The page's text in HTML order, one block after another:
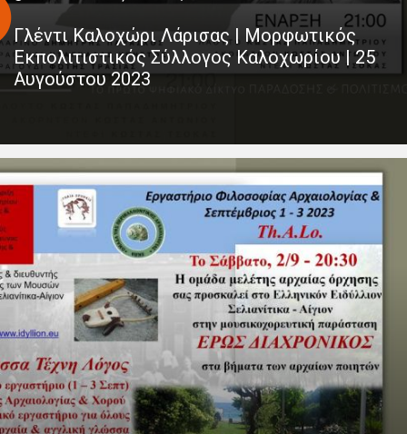
Γλέντι Καλοχώρι Λάρισας | Μορφωτικός
Εκπολιτιστικός Σύλλογος Καλοχωρίου | 25
Αυγούστου 2023